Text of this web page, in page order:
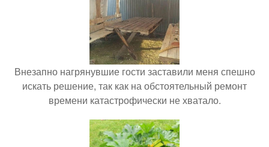
Внезапно нагрянувшие гости заставили меня спешно
искать решение, так как на обстоятельный ремонт
времени катастрофически не хватало.